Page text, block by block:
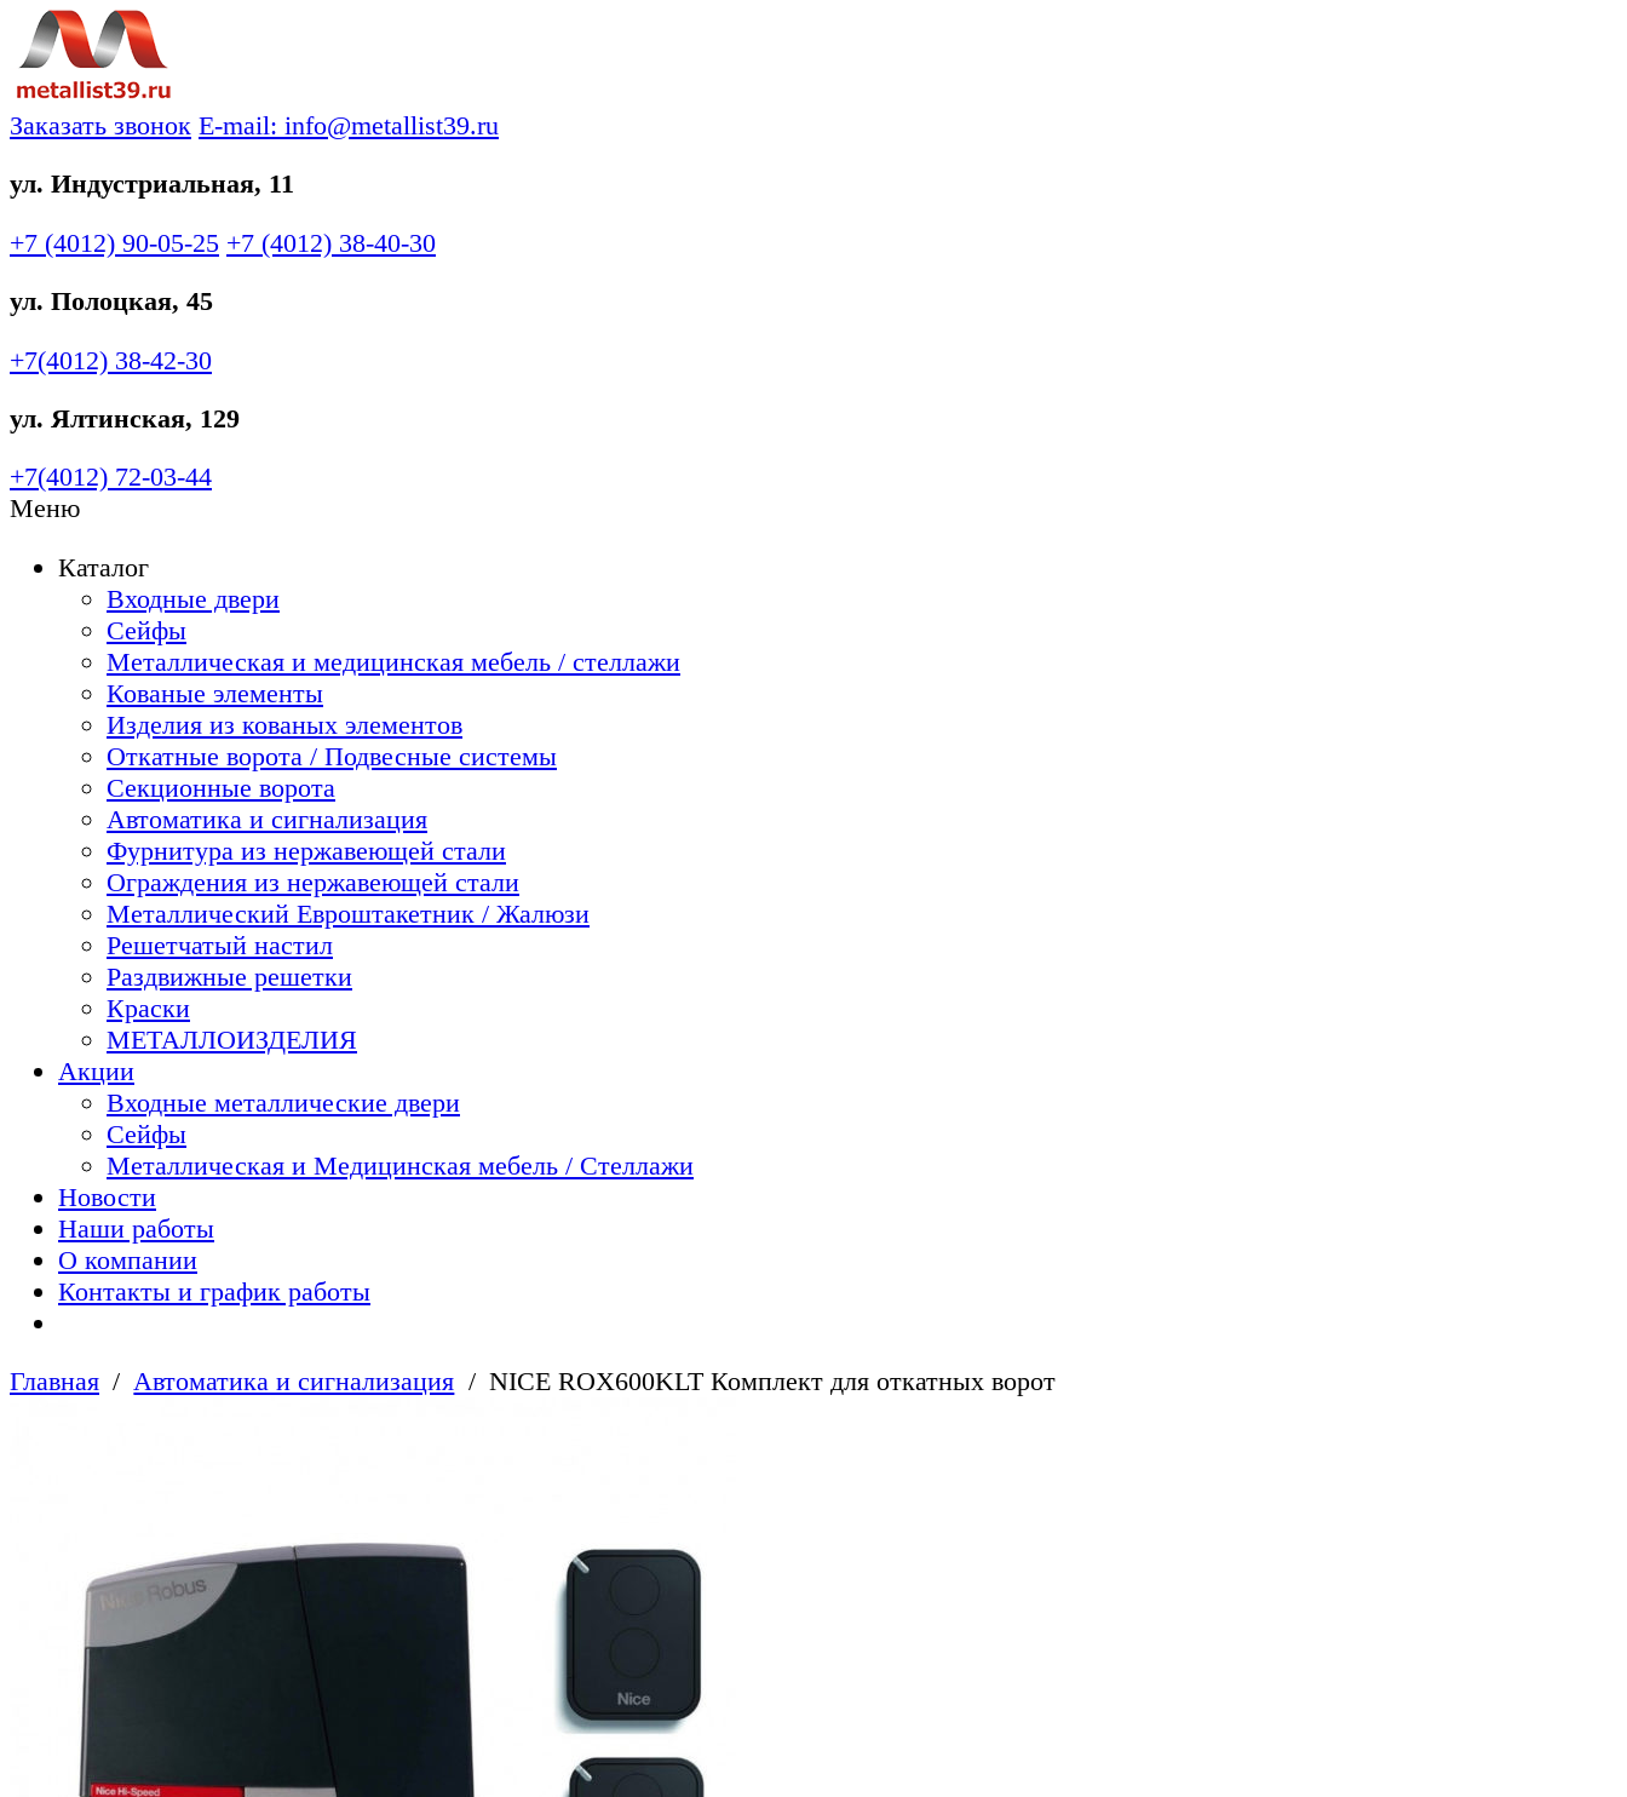
Заказать звонок E-mail: info@metallist39.ru
ул. Индустриальная, 11
+7 (4012) 90-05-25 +7 (4012) 38-40-30
ул. Полоцкая, 45
+7(4012) 38-42-30
ул. Ялтинская, 129
+7(4012) 72-03-44
Меню
Каталог
Входные двери
Сейфы
Металлическая и медицинская мебель / стеллажи
Кованые элементы
Изделия из кованых элементов
Откатные ворота / Подвесные системы
Секционные ворота
Автоматика и сигнализация
Фурнитура из нержавеющей стали
Ограждения из нержавеющей стали
Металлический Евроштакетник / Жалюзи
Решетчатый настил
Раздвижные решетки
Краски
МЕТАЛЛОИЗДЕЛИЯ
Акции
Входные металлические двери
Сейфы
Металлическая и Медицинская мебель / Стеллажи
Новости
Наши работы
О компании
Контакты и график работы
Главная Автоматика и сигнализация NICE ROX600KLT Комплект для откатных ворот